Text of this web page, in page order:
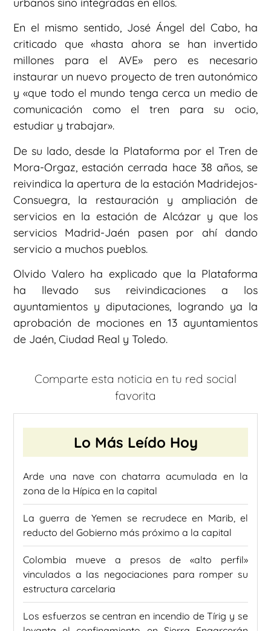
En el mismo sentido, José Ángel del Cabo, ha
criticado que «hasta ahora se han invertido
millones para el AVE» pero es necesario
instaurar un nuevo proyecto de tren autonómico
y «que todo el mundo tenga cerca un medio de
comunicación como el tren para su ocio,
estudiar y trabajar».
De su lado, desde la Plataforma por el Tren de
Mora-Orgaz, estación cerrada hace 38 años, se
reivindica la apertura de la estación Madridejos-
Consuegra, la restauración y ampliación de
servicios en la estación de Alcázar y que los
servicios Madrid-Jaén pasen por ahí dando
servicio a muchos pueblos.
Olvido Valero ha explicado que la Plataforma
ha llevado sus reivindicaciones a los
ayuntamientos y diputaciones, logrando ya la
aprobación de mociones en 13 ayuntamientos
de Jaén, Ciudad Real y Toledo.
Comparte esta noticia en tu red social
favorita
Lo Más Leído Hoy
Arde una nave con chatarra acumulada en la
zona de la Hípica en la capital
La guerra de Yemen se recrudece en Marib, el
reducto del Gobierno más próximo a la capital
Colombia mueve a presos de «alto perfil»
vinculados a las negociaciones para romper su
estructura carcelaria
Los esfuerzos se centran en incendio de Tírig y se